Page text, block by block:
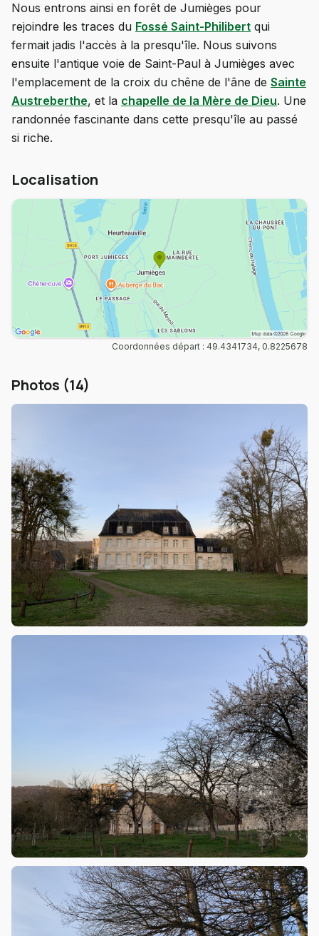
Nous entrons ainsi en forêt de Jumièges pour
rejoindre les traces du Fossé Saint-Philibert qui
fermait jadis l'accès à la presqu'île. Nous suivons
ensuite l'antique voie de Saint-Paul à Jumièges avec
l'emplacement de la croix du chêne de l'âne de Sainte
Austreberthe, et la chapelle de la Mère de Dieu. Une
randonnée fascinante dans cette presqu'île au passé
si riche.
Localisation
Coordonnées départ : 49.4341734, 0.8225678
Photos (14)